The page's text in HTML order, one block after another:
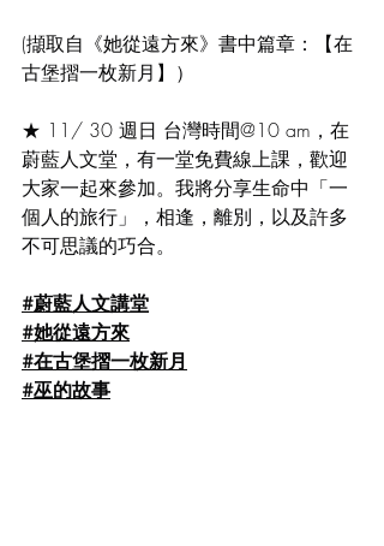
(擷取自《她從遠方來》書中篇章：【在
古堡摺一枚新月】）
★ 11/ 30 週日 台灣時間@10 am，在
蔚藍人文堂，有一堂免費線上課，歡迎
大家一起來參加。我將分享生命中「一
個人的旅行」，相逢，離別，以及許多
不可思議的巧合。
#蔚藍人文講堂
#她從遠方來
#在古堡摺一枚新月
#巫的故事